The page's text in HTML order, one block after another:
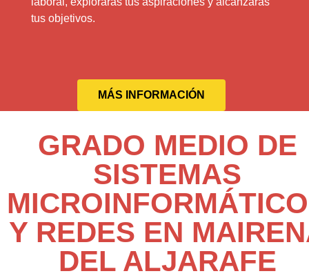
tus objetivos.
MÁS INFORMACIÓN
GRADO MEDIO DE
SISTEMAS
Y REDES EN
DEL ALJARAFE